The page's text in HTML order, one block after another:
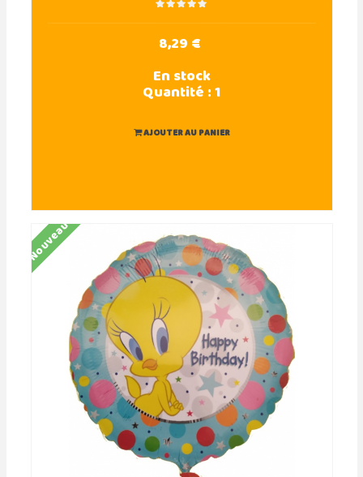
8,29 €
En stock
Quantité :1
AJOUTER AU PANIER
Nouveau